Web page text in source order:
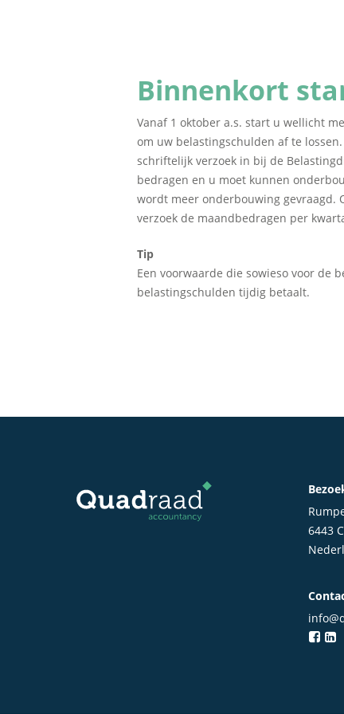
Binnenkort
Vanaf 1 oktober a.s. start u wellicht
om uw belastingschulden af te
schriftelijk verzoek in bij de
bedragen en u moet kunnen
wordt meer onderbouwing gevraagd.
verzoek de maandbedragen per
Tip
Een voorwaarde die sowieso voor
belastingschulden tijdig betaalt.
6443